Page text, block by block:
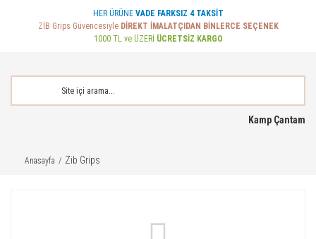
HER ÜRÜNE VADE FARKSIZ 4 TAKSİT
ZİB Grips Güvencesiyle DİREKT İMALATÇIDAN BİNLERCE SEÇENEK
1000 TL ve ÜZERİ ÜCRETSİZ KARGO
Kamp Çantam
Anasayfa Zib Grips